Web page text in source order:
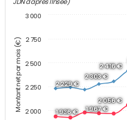
Montant net par mois (€) 1 936 € 1 967 €
2 056 €
2 229 €
2 303 €
2 416 €
2 000
2 250
2 500
2 750
3 000